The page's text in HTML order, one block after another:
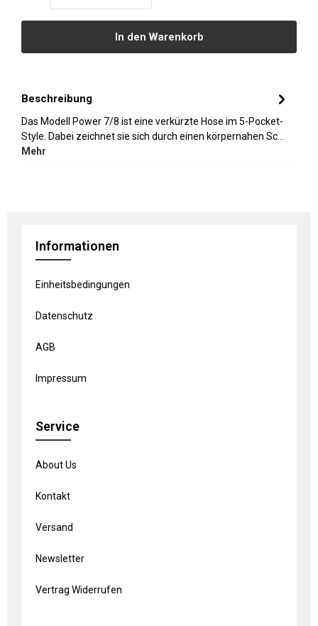
In den Warenkorb
Beschreibung
Das Modell Power 7/8 ist eine verkürzte Hose im 5-Pocket-
Style. Dabei zeichnet sie sich durch einen körpernahen Sc…
Mehr
Informationen
Einheitsbedingungen
Datenschutz
AGB
Impressum
Service
About Us
Kontakt
Versand
Newsletter
Vertrag Widerrufen